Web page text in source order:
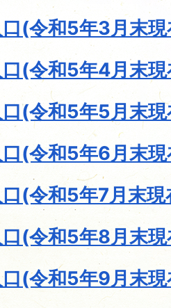
(令和5年3月末
(令和5年4月末
(令和5年5月末
(令和5年6月末
(令和5年7月末現
(令和5年8月末
(令和5年9月末